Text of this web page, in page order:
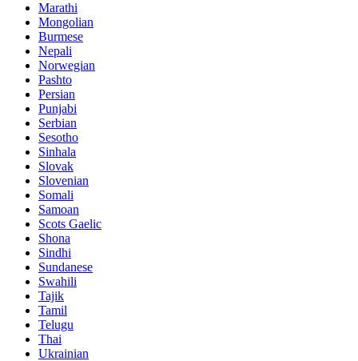
Marathi
Mongolian
Burmese
Nepali
Norwegian
Pashto
Persian
Punjabi
Serbian
Sesotho
Sinhala
Slovak
Slovenian
Somali
Samoan
Scots Gaelic
Shona
Sindhi
Sundanese
Swahili
Tajik
Tamil
Telugu
Thai
Ukrainian